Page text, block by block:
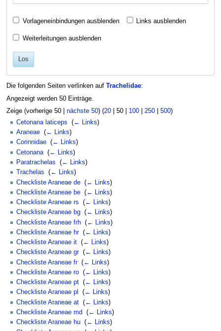
Vorlageneinbindungen ausblenden Links ausblenden
Weiterleitungen ausblenden
Los
Die folgenden Seiten verlinken auf Trachelidae:
Angezeigt werden 50 Einträge.
Zeige (vorherige 50| nächste 50) (20| 50| 100| 250| 500)
Cetonana laticeps
(← Links)
Araneae (← Links)
Corinnidae (← Links)
Cetonana (← Links)
Paratrachelas
(← Links)
Trachelas
(← Links)
Checkliste Araneae de (← Links)
Checkliste Araneae be (← Links)
Checkliste Araneae rs
(← Links)
Checkliste Araneae bg (← Links)
Checkliste Araneae frh (← Links)
Checkliste Araneae hr‎ (← Links)
Checkliste Araneae it (← Links)
Checkliste Araneae gr‎ (← Links)
Checkliste Araneae fr‎ (← Links)
Checkliste Araneae ro (← Links)
Checkliste Araneae pt (← Links)
Checkliste Araneae pl
(← Links)
Checkliste Araneae at (← Links)
Checkliste Araneae md
(← Links)
Checkliste Araneae hu (← Links)